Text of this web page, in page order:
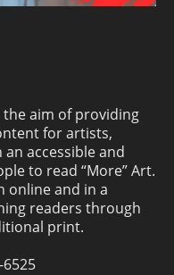
the aim of providing
for artists,
accessible and
to read “More” Art.
online and in a
readers through
print.